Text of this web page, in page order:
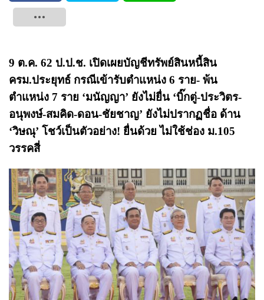
9 ต.ค. 62 ป.ป.ช. เปิดเผยบัญชีทรัพย์สินหนี้สิน
ครม.ประยุทธ์ กรณีเข้ารับตำแหน่ง 6 ราย- พ้น
ตำแหน่ง 7 ราย ‘มนัญญา’ ยังไม่ยื่น ‘บิ๊กตู่-ประวิตร-
อนุพงษ์-สมคิด-ดอน-ชัยชาญ’ ยังไม่ปรากฏชื่อ ด้าน
‘วิษณุ’ โชว์เป็นตัวอย่าง! ยื่นด้วย ไม่ใช้ช่อง ม.105
วรรคสี่